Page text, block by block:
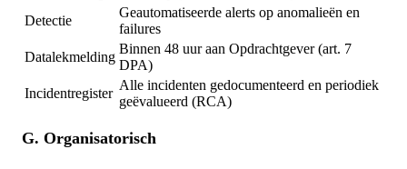
Detectie
Geautomatiseerde alerts op anomalieën en
failures
Datalekmelding
Binnen 48 uur aan Opdrachtgever (art. 7
DPA)
Incidentregister
Alle incidenten gedocumenteerd en periodiek
geëvalueerd (RCA)
G. Organisatorisch